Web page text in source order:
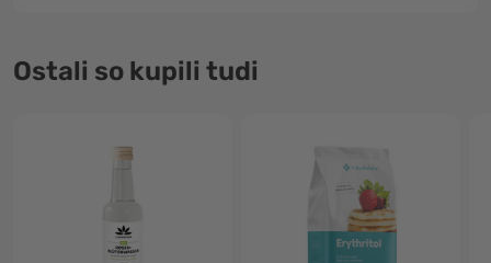
Ostali so kupili tudi